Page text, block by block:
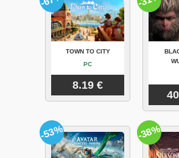
TOWN TO CITY
PC
8.19 €
-53% -38%